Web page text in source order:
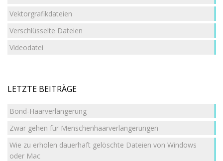
Vektorgrafikdateien
Verschlüsselte Dateien
Videodatei
LETZTE BEITRÄGE
Bond-Haarverlängerung
Zwar gehen für Menschenhaarverlängerungen
Wie zu erholen dauerhaft gelöschte Dateien von Windows
oder Mac